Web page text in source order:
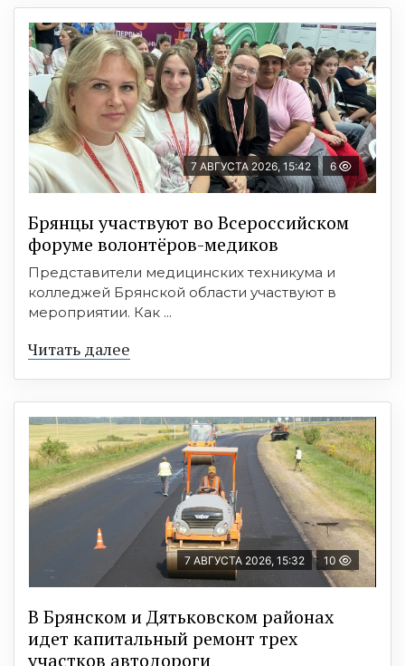
7 АВГУСТА 2026, 15:42 6
Брянцы участвуют во Всероссийском
форуме волонтёров-медиков
Представители медицинских техникума и
колледжей Брянской области участвуют в
мероприятии. Как ...
Читать далее
7 АВГУСТА 2026, 15:32 10
В Брянском и Дятьковском районах
идет капитальный ремонт трех
участков автодороги